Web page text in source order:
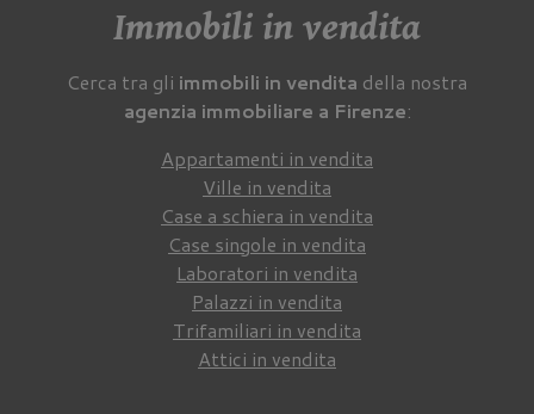
Immobili in vendita
Cerca tra gli immobili in vendita della nostra
agenzia immobiliare a Firenze:
Appartamenti in vendita
Ville in vendita
Case a schiera in vendita
Case singole in vendita
Laboratori in vendita
Palazzi in vendita
Trifamiliari in vendita
Attici in vendita